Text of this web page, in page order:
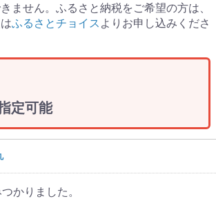
ません。ふるさと納税をご希望の方は、
ふるさとチョイス よりお申し込みくださ
定可能
かりました。